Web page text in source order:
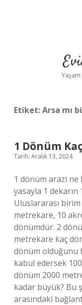
Etiket:Arsa mı
1 Dönüm
Tarih: Aralık 13, 2024
1 dönüm arazi ne
yasayla 1
Uluslararası
metrekare, 10
dönümdür. 2
metrekare kaç
dönüm olduğunu
kabul edersek
dönüm 2000
kadar büyük? Bu
arasındaki